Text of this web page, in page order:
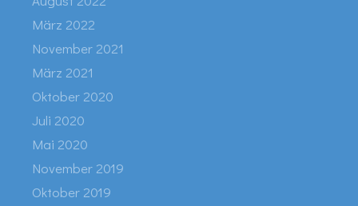
März 2022
November 2021
März 2021
Oktober 2020
Juli 2020
Mai 2020
November 2019
Oktober 2019